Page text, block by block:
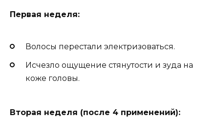
Первая неделя:
Волосы перестали электризоваться.
Исчезло ощущение стянутости и зуда на
коже головы.
Вторая неделя (после 4 применений):